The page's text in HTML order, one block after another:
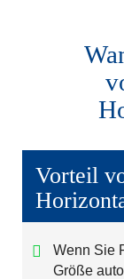
Vorteil
Wenn Sie
Größe